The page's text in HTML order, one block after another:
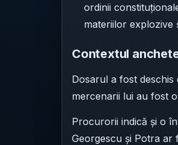
ordinii
materiilor explozive
Contextul
Dosarul a fost
mercenarii lui au fost
Procurorii indică și o
Georgescu și Potra ar